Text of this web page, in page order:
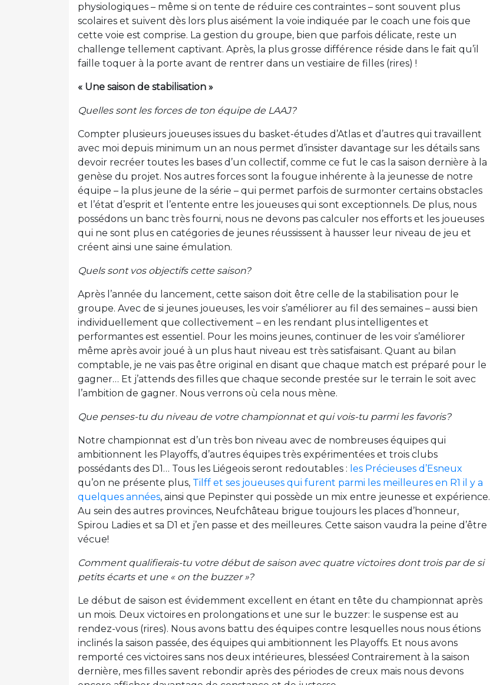
physiologiques – même si on tente de réduire ces contraintes – sont souvent plus
scolaires et suivent dès lors plus aisément la voie indiquée par le coach une fois que
cette voie est comprise. La gestion du groupe, bien que parfois délicate, reste un
challenge tellement captivant. Après, la plus grosse différence réside dans le fait qu’il
faille toquer à la porte avant de rentrer dans un vestiaire de filles (rires) !
« Une saison de stabilisation »
Quelles sont les forces de ton équipe de LAAJ?
Compter plusieurs joueuses issues du basket-études d’Atlas et d’autres qui travaillent
avec moi depuis minimum un an nous permet d’insister davantage sur les détails sans
devoir recréer toutes les bases d’un collectif, comme ce fut le cas la saison dernière à la
genèse du projet. Nos autres forces sont la fougue inhérente à la jeunesse de notre
équipe – la plus jeune de la série – qui permet parfois de surmonter certains obstacles
et l’état d’esprit et l’entente entre les joueuses qui sont exceptionnels. De plus, nous
possédons un banc très fourni, nous ne devons pas calculer nos efforts et les joueuses
qui ne sont plus en catégories de jeunes réussissent à hausser leur niveau de jeu et
créent ainsi une saine émulation.
Quels sont vos objectifs cette saison?
Après l’année du lancement, cette saison doit être celle de la stabilisation pour le
groupe. Avec de si jeunes joueuses, les voir s’améliorer au fil des semaines – aussi bien
individuellement que collectivement – en les rendant plus intelligentes et
performantes est essentiel. Pour les moins jeunes, continuer de les voir s’améliorer
même après avoir joué à un plus haut niveau est très satisfaisant. Quant au bilan
comptable, je ne vais pas être original en disant que chaque match est préparé pour le
gagner… Et j’attends des filles que chaque seconde prestée sur le terrain le soit avec
l’ambition de gagner. Nous verrons où cela nous mène.
Que penses-tu du niveau de votre championnat et qui vois-tu parmi les favoris?
Notre championnat est d’un très bon niveau avec de nombreuses équipes qui
ambitionnent les Playoffs, d’autres équipes très expérimentées et trois clubs
possédants des D1… Tous les Liégeois seront redoutables : les Précieuses d’Esneux
qu’on ne présente plus, Tilff et ses joueuses qui furent parmi les meilleures en R1 il y a
quelques années, ainsi que Pepinster qui possède un mix entre jeunesse et expérience.
Au sein des autres provinces, Neufchâteau brigue toujours les places d’honneur,
Spirou Ladies et sa D1 et j’en passe et des meilleures. Cette saison vaudra la peine d’être
vécue!
Comment qualifierais-tu votre début de saison avec quatre victoires dont trois par de si
petits écarts et une « on the buzzer »?
Le début de saison est évidemment excellent en étant en tête du championnat après
un mois. Deux victoires en prolongations et une sur le buzzer: le suspense est au
rendez-vous (rires). Nous avons battu des équipes contre lesquelles nous nous étions
inclinés la saison passée, des équipes qui ambitionnent les Playoffs. Et nous avons
remporté ces victoires sans nos deux intérieures, blessées! Contrairement à la saison
dernière, mes filles savent rebondir après des périodes de creux mais nous devons